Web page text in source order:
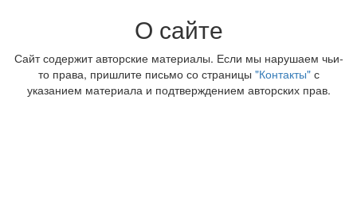
О сайте
Сайт содержит авторские материалы. Если мы нарушаем чьи-
то права, пришлите письмо со страницы "Контакты"с
указанием материала и подтверждением авторских прав.